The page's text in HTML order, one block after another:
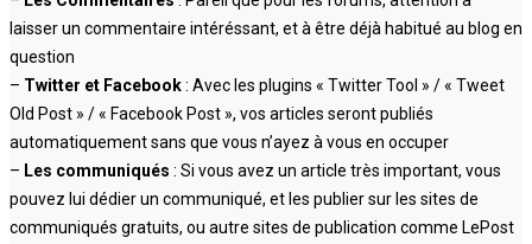
laisser un commentaire intéréssant, et à être déjà habitué au blog en
question
– Twitter et Facebook: Avec les plugins « Twitter Tool » / « Tweet
Old Post » / « Facebook Post », vos articles seront publiés
automatiquement sans que vous n’ayez à vous en occuper
– Les communiqués : Si vous avez un article très important, vous
pouvez lui dédier un communiqué, et les publier sur les sites de
communiqués gratuits, ou autre sites de publication comme LePost